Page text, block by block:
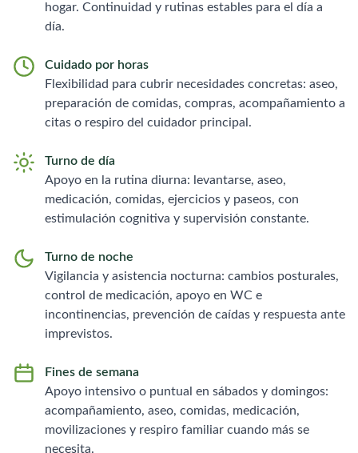
hogar. Continuidad y rutinas estables para el día a
día.
Cuidado por horas
Flexibilidad para cubrir necesidades concretas: aseo,
preparación de comidas, compras, acompañamiento a
citas o respiro del cuidador principal.
Turno de día
Apoyo en la rutina diurna: levantarse, aseo,
medicación, comidas, ejercicios y paseos, con
estimulación cognitiva y supervisión constante.
Turno de noche
Vigilancia y asistencia nocturna: cambios posturales,
control de medicación, apoyo en WC e
incontinencias, prevención de caídas y respuesta ante
imprevistos.
Fines de semana
Apoyo intensivo o puntual en sábados y domingos:
acompañamiento, aseo, comidas, medicación,
movilizaciones y respiro familiar cuando más se
necesita.